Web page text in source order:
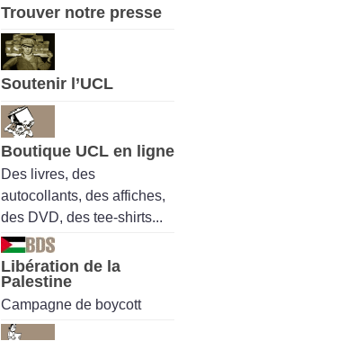
Trouver notre presse
Soutenir l’UCL
Boutique UCL en ligne
Des livres, des
autocollants, des affiches,
des DVD, des tee-shirts...
Libération de la
Palestine
Campagne de boycott